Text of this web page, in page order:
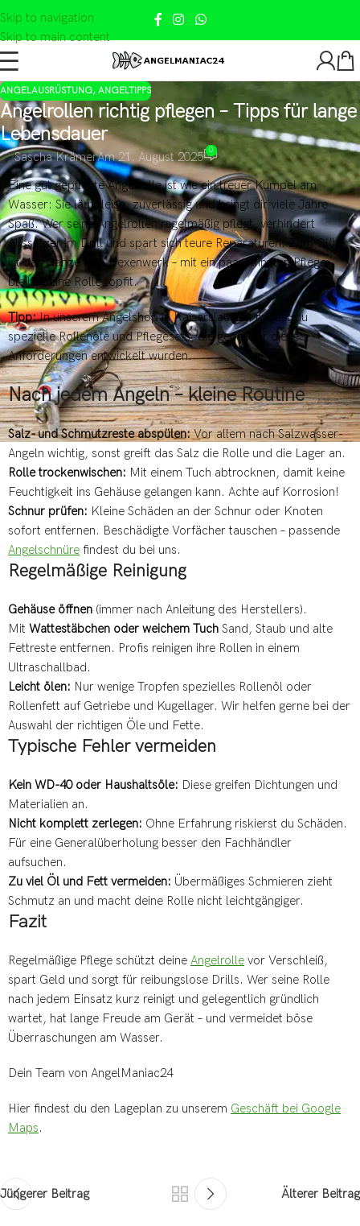
Skip to navigation
Skip to main content
ANGELAUSRÜSTUNG, ANGELTIPPS
Angelrollen richtig pflegen – Tipps für lange
Lebensdauer
Sascha KrämerAm 21. August 2025 0
Eine gut gepflegte Angelrolle ist wie ein treuer Kumpel am
Wasser: Sie läuft leise, zuverlässig und bringt dir viele Jahre
Spaß. Wer seine Angelrollen regelmäßig pflegt, verhindert
Aussetzer im Drill und spart sich teure Reparaturen. Zum Glück
ist das Ganze kein Hexenwerk – mit ein paar Minuten Pflege
bleibt deine Rolle topfit.
Tipp:In unserem Angelshop in Kaiserslautern findest du
spezielle Rollenöle und Pflegesets, die genau für diese
Anforderungen entwickelt wurden.
Nach jedem Angeln – kleine Routine
Salz- und Schmutzreste abspülen:Vor allem nach Salzwasser-
Angeln wichtig, sonst greift das Salz die Rolle und die Lager an.
Rolle trockenwischen: Mit einem Tuch abtrocknen, damit keine
Feuchtigkeit ins Gehäuse gelangen kann. Achte auf Korrosion!
Schnur prüfen: Kleine Schäden an der Schnur oder Knoten
sofort entfernen. Beschädigte Vorfächer tauschen – passende
Angelschnüre findest du bei uns.
Regelmäßige Reinigung
Gehäuse öffnen (immer nach Anleitung des Herstellers).
Mit Wattestäbchen oder weichem Tuch Sand, Staub und alte
Fettreste entfernen. Profis reinigen ihre Rollen in einem
Ultraschallbad.
Leicht ölen: Nur wenige Tropfen spezielles Rollenöl oder
Rollenfett auf Getriebe und Kugellager. Wir helfen gerne bei der
Auswahl der richtigen Öle und Fette.
Typische Fehler vermeiden
Kein WD-40 oder Haushaltsöle: Diese greifen Dichtungen und
Materialien an.
Nicht komplett zerlegen: Ohne Erfahrung riskierst du Schäden.
Für eine Generalüberholung besser den Fachhändler
aufsuchen.
Zu viel Öl und Fett vermeiden: Übermäßiges Schmieren zieht
Schmutz an und macht deine Rolle nicht leichtgängiger.
Fazit
Regelmäßige Pflege schützt deine Angelrolle vor Verschleiß,
spart Geld und sorgt für reibungslose Drills. Wer seine Rolle
nach jedem Einsatz kurz reinigt und gelegentlich gründlich
wartet, hat lange Freude am Gerät – und vermeidet böse
Überraschungen am Wasser.
Dein Team von AngelManiac24
Hier findest du den Lageplan zu unserem Geschäft bei Google
Maps.
Jüngerer Beitrag Älterer Beitrag